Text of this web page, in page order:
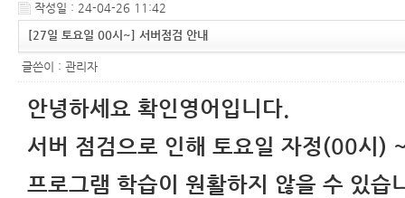
작성일 : 24-04-26 11:42
[27일 토요일 00시~] 서버점검 안내
글쓴이 : 관리자
안녕하세요 확인영어입니다.
서버 점검으로 인해 토요일 자정(00시)
프로그램 학습이 원활하지 않을 수 있습